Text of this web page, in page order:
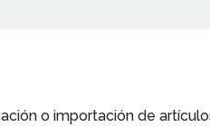
o importación de